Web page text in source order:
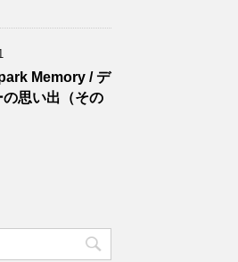
Memory / デ
の思い出（その